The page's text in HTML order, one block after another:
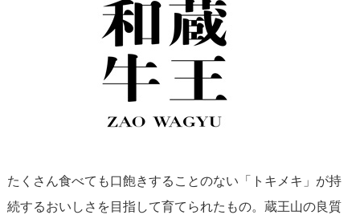
たくさん食べても口飽きすることのない「トキメキ」が持
続するおいしさを目指して育てられたもの。蔵王山の良質